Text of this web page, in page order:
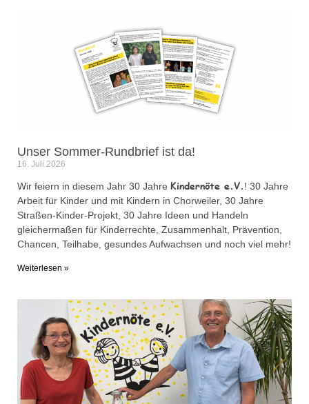
Unser Sommer-Rundbrief ist da!
16. Juli 2026
Wir feiern in diesem Jahr 30 Jahre Kindernöte e.V.! 30 Jahre
Arbeit für Kinder und mit Kindern in Chorweiler, 30 Jahre
Straßen-Kinder-Projekt, 30 Jahre Ideen und Handeln
gleichermaßen für Kinderrechte, Zusammenhalt, Prävention,
Chancen, Teilhabe, gesundes Aufwachsen und noch viel mehr!
Weiterlesen »